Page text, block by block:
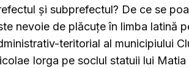
și subprefectul? De ce se
nevoie de plăcuțe în limba latină
teritorial al municipiului
Iorga pe soclul statuii lui